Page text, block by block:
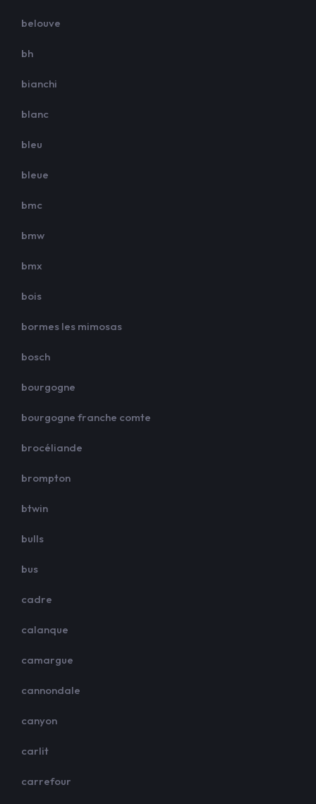
belouve
bh
bianchi
blanc
bleu
bleue
bmc
bmw
bmx
bois
bormes les mimosas
bosch
bourgogne
bourgogne franche comte
brocéliande
brompton
btwin
bulls
bus
cadre
calanque
camargue
cannondale
canyon
carlit
carrefour